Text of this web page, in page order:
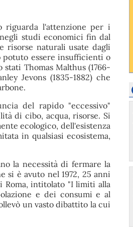
riguarda l'attenzione per i
studi economici fin dal
risorse naturali usate dagli
essere insufficienti o
Thomas Malthus (1766-
Jevons (1835-1882) che
del rapido "eccessivo"
di cibo, acqua, risorse. Si
ecologico, dell'esistenza
in qualsiasi ecosistema,
la necessità di fermare la
si è avuto nel 1972, 25 anni
Roma, intitolato "I limiti alla
e dei consumi e al
un vasto dibattito la cui